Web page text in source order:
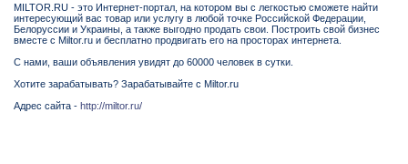
MILTOR.RU - это Интернет-портал, на котором вы с легкостью сможете найти
интересующий вас товар или услугу в любой точке Российской Федерации,
Белоруссии и Украины, а также выгодно продать свои. Построить свой бизнес
вместе с Miltor.ru и бесплатно продвигать его на просторах интернета.
С нами, ваши объявления увидят до 60000 человек в сутки.
Хотите зарабатывать? Зарабатывайте с Miltor.ru
Адрес сайта - http://miltor.ru/